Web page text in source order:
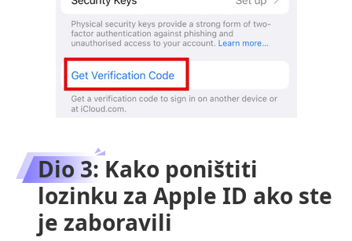
Dio 3: Kako poništiti
lozinku za Apple ID ako ste
je zaboravili